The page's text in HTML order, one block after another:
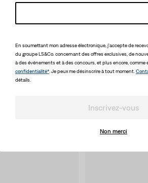
En soumettant mon adresse électronique, j'accepte de
du groupe LS&Co. concernant des offres exclusives, de
à des événements et à des concours, et plus encore, comme
confidentialité* . Je peux me désinscrire à tout moment.
détails.
Inscrivez-vous
Non merci